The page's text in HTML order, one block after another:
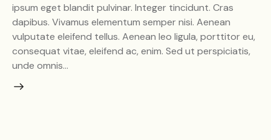
ipsum eget blandit pulvinar. Integer tincidunt. Cras
dapibus. Vivamus elementum semper nisi. Aenean
vulputate eleifend tellus. Aenean leo ligula, porttitor eu,
consequat vitae, eleifend ac, enim. Sed ut perspiciatis,
unde omnis…